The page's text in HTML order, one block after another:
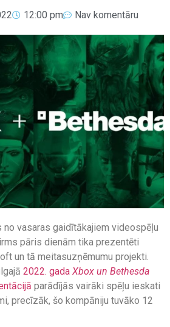
12:00 pm Nav komentāru
no vasaras gaidītākajiem videospēļu
pāris dienām tika prezentēti
un tā meitasuzņēmumu projekti.
2022. gadaXbox un Bethesda
parādījās vairāki spēļu ieskati
precīzāk, šo kompāniju tuvāko 12